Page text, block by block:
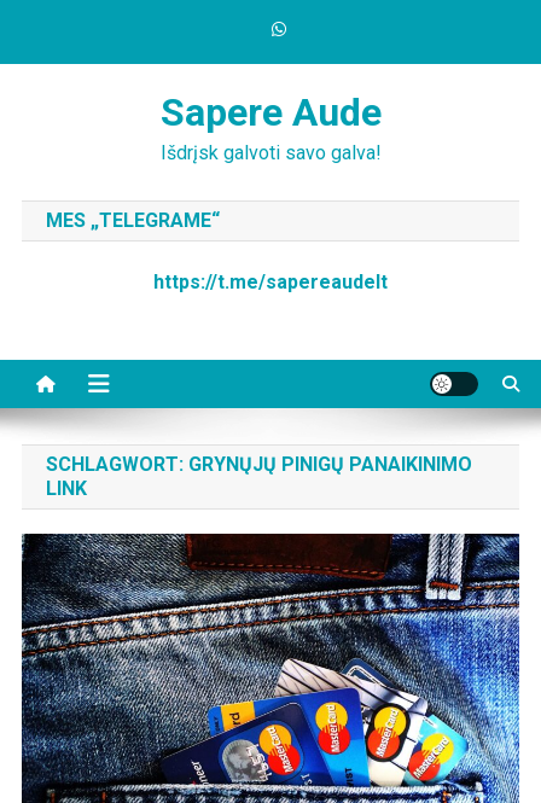
Sapere Aude
Išdrįsk galvoti savo galva!
MES „TELEGRAME“
https://t.me/sapereaudelt
SCHLAGWORT: GRYNŲJŲ PINIGŲ PANAIKINIMO
LINK